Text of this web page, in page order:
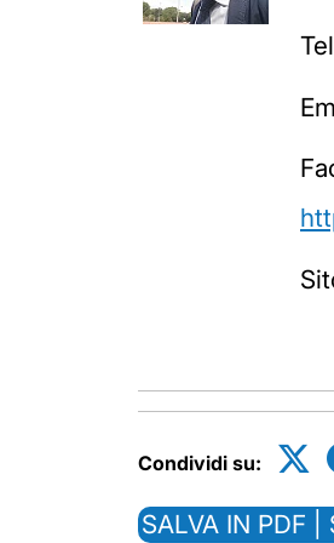
Condividi su:
SALVA IN PDF |